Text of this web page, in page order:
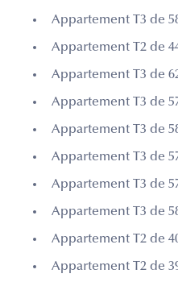
Appartement T3 de
Appartement T2 de
Appartement T3 de
Appartement T3 de
Appartement T3 de
Appartement T3 de
Appartement T3 de
Appartement T3 de
Appartement T2 de
Appartement T2 de